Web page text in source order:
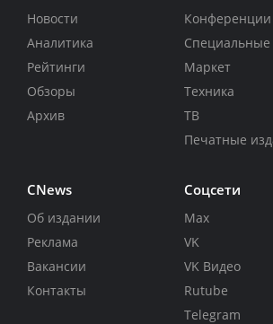
Новости
Аналитика
Рейтинги
Обзоры
Архив
Конференции
Специальные
Маркет
Техника
ТВ
Печатные
CNews
Об издании
Реклама
Вакансии
Контакты
Соцсети
Max
VK
VK Видео
Rutube
Telegram